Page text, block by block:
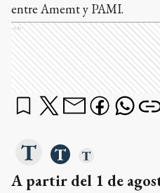
entre Amemt y PAMI.
Ads
A partir del 1 de